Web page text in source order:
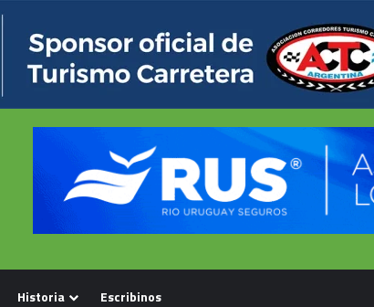
Historia Escribinos